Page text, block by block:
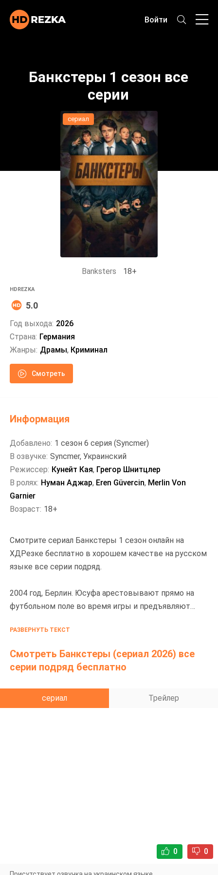
Войти
Банкстеры 1 сезон все
серии
сериал
Banksters 18+
HDREZKA
5.0
Год выхода: 2026
Страна: Германия
Жанры: Драмы, Криминал
Смотреть
Смотрите сериал Банкстеры 1 сезон онлайн на
ХДРезке бесплатно в хорошем качестве на русском
языке все серии подряд.
2004 год, Берлин. Юсуфа арестовывают прямо на
футбольном поле во время игры и предъявляют
Полицейские всеми силами хотят узнать о его
выбором: молчание означает тюрьму, а
сотрудничество со следствием - предательство.
РАЗВЕРНУТЬ ТЕКСТ
Смотреть Банкстеры (сериал 2026) все
серии подряд бесплатно
сериал Трейлер
0 0
Информация
Добавлено: 1 сезон 6 серия (Syncmer)
В озвучке: Syncmer, Украинский
Режиссер: Кунейт Кая, Грегор Шнитцлер
В ролях: Нуман Аджар, Eren Güvercin, Merlin Von
Garnier
Возраст: 18+